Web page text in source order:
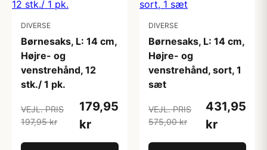
DIVERSE
Børnesaks, L: 14 cm,
Højre- og
venstrehånd, 12
stk./ 1 pk.
VEJL. PRIS
197,95 kr
179,95
kr
DIVERSE
Børnesaks, L: 14 cm,
Højre- og
venstrehånd, sort, 1
sæt
VEJL. PRIS
575,00 kr
431,95
kr